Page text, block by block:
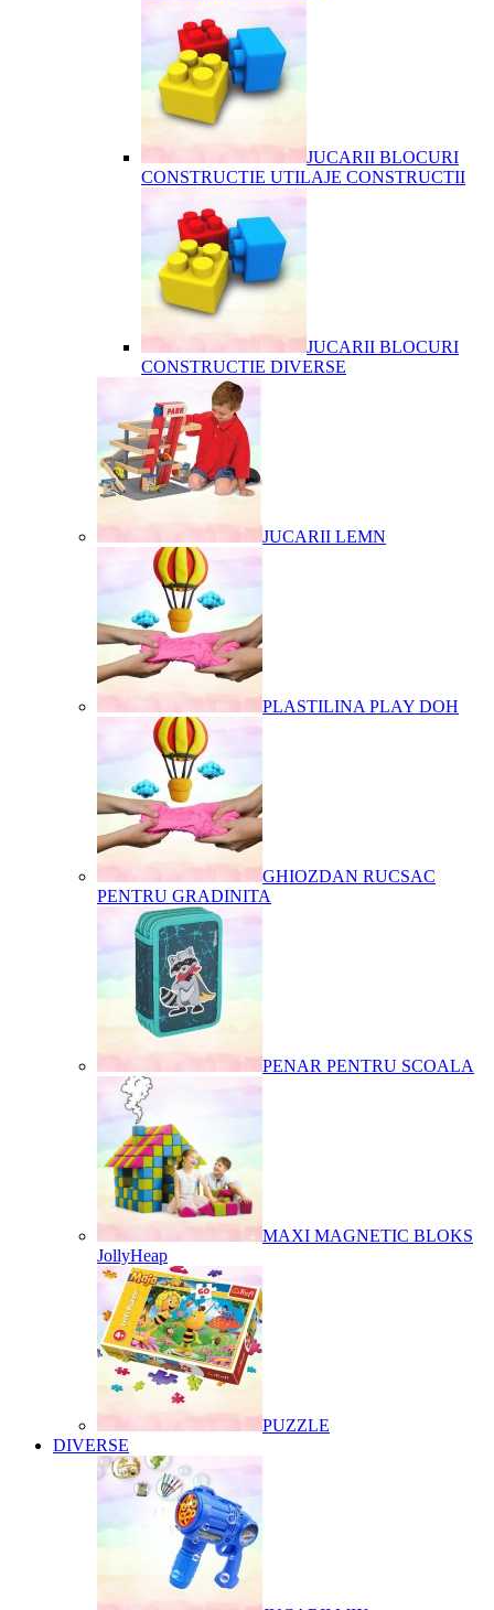
JUCARII BLOCURI
CONSTRUCTIE UTILAJE CONSTRUCTII
JUCARII BLOCURI
CONSTRUCTIE DIVERSE
JUCARII LEMN
PLASTILINA PLAY DOH
GHIOZDAN RUCSAC
PENTRU GRADINITA
PENAR PENTRU SCOALA
MAXI MAGNETIC BLOKS
JollyHeap
PUZZLE
DIVERSE